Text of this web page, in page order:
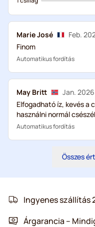
Marie José
Feb.
Finom
Automatikus fordítás
May Britt
Jan. 2026
Elfogadható íz, kevés a
használni normál
Automatikus fordítás
Összes
Ingyenes szállítás
Árgarancia –